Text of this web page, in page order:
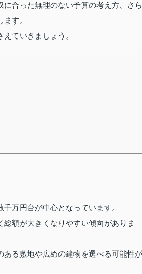
合った無理のない予算の考え方、さら
す。
ていきましょう。
万円台が中心となっています。
額が大きくなりやすい傾向がありま
る敷地や広めの建物を選べる可能性が